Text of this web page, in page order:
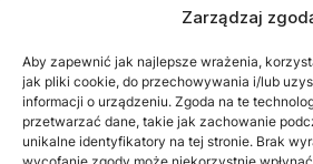
Zarządzaj
Aby zapewnić jak najlepsze wrażenia,
jak pliki cookie, do przechowywania i/lub
informacji o urządzeniu. Zgoda na te
przetwarzać dane, takie jak zachowanie
unikalne identyfikatory na tej stronie. Brak
KRS0001215994
NIP5492488380
REGON543667703